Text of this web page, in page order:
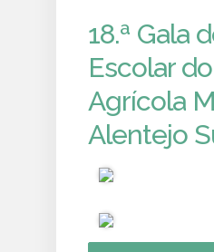
18.ª Gala
Escolar
Agrícola
Alentejo